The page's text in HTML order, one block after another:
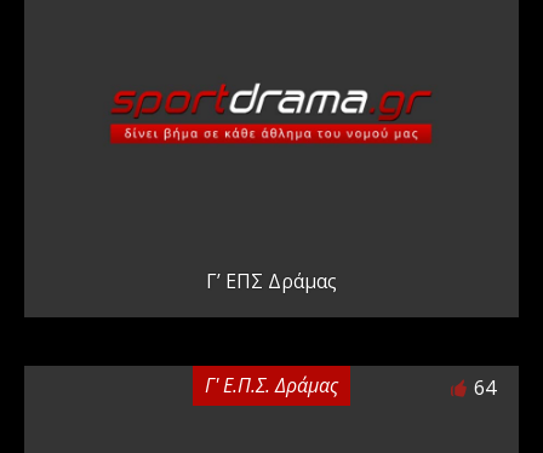
Γ’ ΕΠΣ Δράμας
Γ' Ε.Π.Σ. Δράμας 64